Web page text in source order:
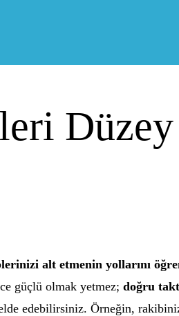
Düzey
alt etmenin yollarını
güçlü olmak yetmez; doğru
edebilirsiniz. Örneğin,